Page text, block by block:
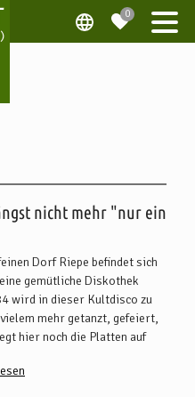
nicht mehr "nur ein
Dorf Riepe befindet sich
gemütliche Diskothek
wird in dieser Kultdisco zu
mehr getanzt, gefeiert,
hier noch die Platten auf